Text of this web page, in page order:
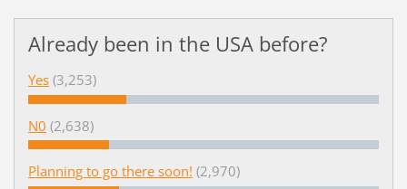
Already been in the USA before?
Yes (3,253)
N0 (2,638)
Planning to go there soon! (2,970)